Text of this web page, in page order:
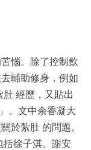
惱。除了控制飲
輔助修身，例如
經歷，又貼出
。文中余香凝大
於紮肚 的問題。
括徐子淇、謝安